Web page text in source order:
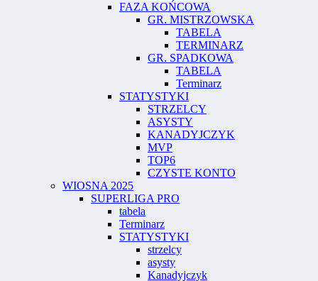
FAZA KOŃCOWA
GR. MISTRZOWSKA
TABELA
TERMINARZ
GR. SPADKOWA
TABELA
Terminarz
STATYSTYKI
STRZELCY
ASYSTY
KANADYJCZYK
MVP
TOP6
CZYSTE KONTO
WIOSNA 2025
SUPERLIGA PRO
tabela
Terminarz
STATYSTYKI
strzelcy
asysty
Kanadyjczyk